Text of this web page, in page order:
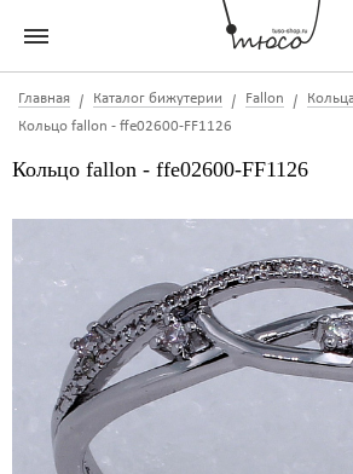
Главная Каталог бижутерии Fallon
Кольцо fallon - ffe02600-FF1126
Кольцо fallon - ffe02600-FF1126